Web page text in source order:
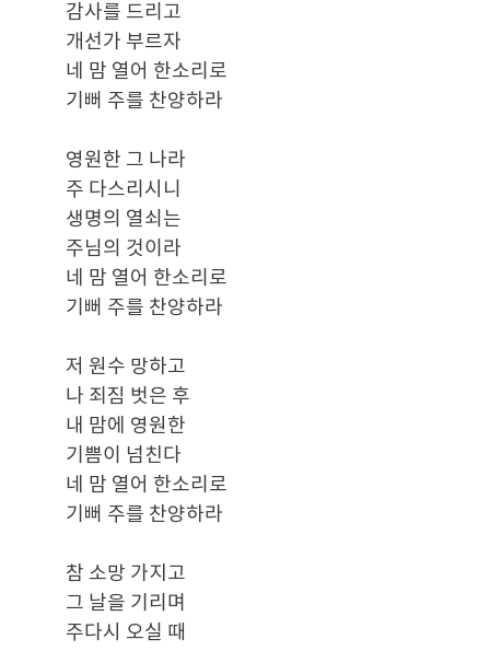
감사를 드리고
개선가 부르자
네 맘 열어 한소리로
기뻐 주를 찬양하라
영원한 그 나라
주 다스리시니
생명의 열쇠는
주님의 것이라
네 맘 열어 한소리로
기뻐 주를 찬양하라
저 원수 망하고
나 죄짐 벗은 후
내 맘에 영원한
기쁨이 넘친다
네 맘 열어 한소리로
기뻐 주를 찬양하라
참 소망 가지고
그 날을 기리며
주다시 오실 때